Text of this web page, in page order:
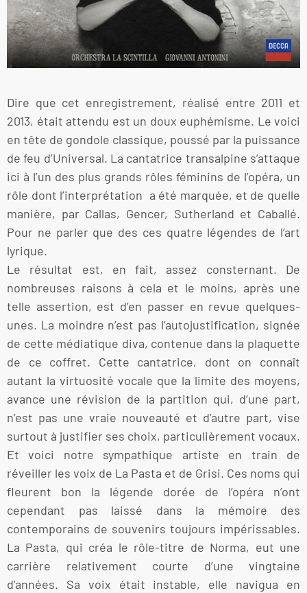
Dire que cet enregistrement, réalisé entre 2011 et
2013, était attendu est un doux euphémisme. Le voici
en tête de gondole classique, poussé par la puissance
de feu d’Universal. La cantatrice transalpine s’attaque
ici à l’un des plus grands rôles féminins de l’opéra, un
rôle dont l’interprétation a été marquée, et de quelle
manière, par Callas, Gencer, Sutherland et Caballé.
Pour ne parler que des ces quatre légendes de l’art
lyrique.
Le résultat est, en fait, assez consternant. De
nombreuses raisons à cela et le moins, après une
telle assertion, est d’en passer en revue quelques-
unes. La moindre n’est pas l’autojustification, signée
de cette médiatique diva, contenue dans la plaquette
de ce coffret. Cette cantatrice, dont on connaît
autant la virtuosité vocale que la limite des moyens,
avance une révision de la partition qui, d’une part,
n’est pas une vraie nouveauté et d’autre part, vise
surtout à justifier ses choix, particulièrement vocaux.
Et voici notre sympathique artiste en train de
réveiller les voix de La Pasta et de Grisi. Ces noms qui
fleurent bon la légende dorée de l’opéra n’ont
cependant pas laissé dans la mémoire des
contemporains de souvenirs toujours impérissables.
La Pasta, qui créa le rôle-titre de Norma, eut une
carrière relativement courte d’une vingtaine
d’années. Sa voix était instable, elle navigua en